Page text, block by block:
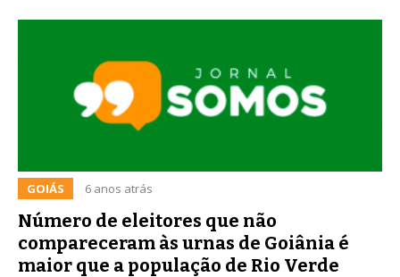
GOIÁS 6 anos atrás
Número de eleitores que não
compareceram às urnas de Goiânia é
maior que a população de Rio Verde